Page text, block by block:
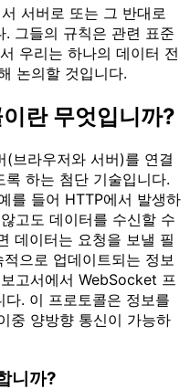
서버로 또는 그 반대로
그들의 규칙은 관련 표준
우리는 하나의 데이터 전
논의할 것입니다.
란 무엇입니까?
브라우저와 서버)를 연결
하는 첨단 기술입니다.
를 들어 HTTP에서 발생하
고도 데이터를 수신할 수
데이터는 요청을 보낼 필
으로 업데이트되는 정보
고서에서 WebSocket 프
. 이 프로토콜은 정보를
중 양방향 통신이 가능하
니까?